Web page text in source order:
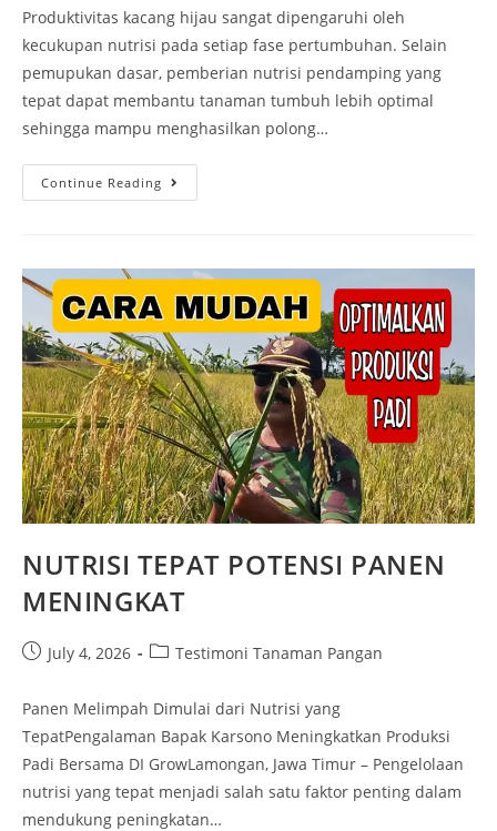
Produktivitas kacang hijau sangat dipengaruhi oleh
kecukupan nutrisi pada setiap fase pertumbuhan. Selain
pemupukan dasar, pemberian nutrisi pendamping yang
tepat dapat membantu tanaman tumbuh lebih optimal
sehingga mampu menghasilkan polong…
Continue Reading
NUTRISI TEPAT POTENSI PANEN
MENINGKAT
July 4, 2026 Testimoni Tanaman Pangan
Panen Melimpah Dimulai dari Nutrisi yang
TepatPengalaman Bapak Karsono Meningkatkan Produksi
Padi Bersama DI GrowLamongan, Jawa Timur – Pengelolaan
nutrisi yang tepat menjadi salah satu faktor penting dalam
mendukung peningkatan…